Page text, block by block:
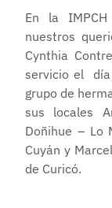
En la
nuestros
Cynthia
servicio el
grupo de
sus locales
Doñihue – Lo
Cuyán y
de Curicó.